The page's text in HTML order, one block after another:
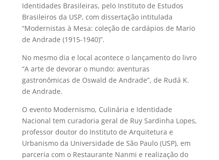
Identidades Brasileiras, pelo Instituto de Estudos
Brasileiros da USP, com dissertação intitulada
“Modernistas à Mesa: coleção de cardápios de Mario
de Andrade (1915-1940)”.
No mesmo dia e local acontece o lançamento do livro
“A arte de devorar o mundo: aventuras
gastronômicas de Oswald de Andrade”, de Rudá K.
de Andrade.
O evento Modernismo, Culinária e Identidade
Nacional tem curadoria geral de Ruy Sardinha Lopes,
professor doutor do Instituto de Arquitetura e
Urbanismo da Universidade de São Paulo (USP), em
parceria com o Restaurante Nanmi e realização do